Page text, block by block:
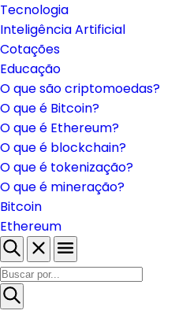
Tecnologia
Inteligência Artificial
Cotações
Educação
O que são criptomoedas?
O que é Bitcoin?
O que é Ethereum?
O que é blockchain?
O que é tokenização?
O que é mineração?
Bitcoin
Ethereum